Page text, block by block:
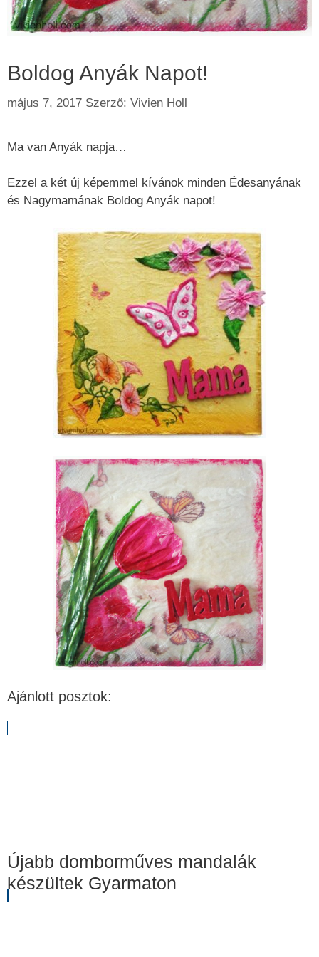
Boldog Anyák Napot!
május 7, 2017 Szerző: Vivien Holl
Ma van Anyák napja…
Ezzel a két új képemmel kívánok minden Édesanyának
és Nagymamának Boldog Anyák napot!
Ajánlott posztok:
Újabb domborműves mandalák
készültek Gyarmaton